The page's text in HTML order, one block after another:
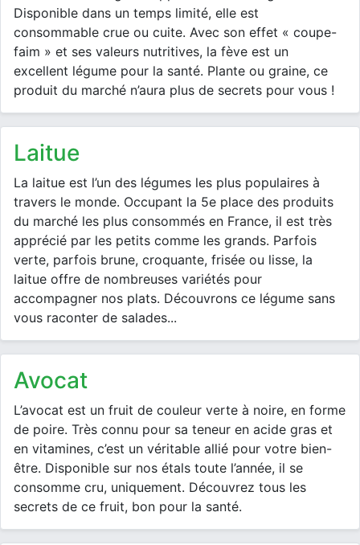
Disponible dans un temps limité, elle est
consommable crue ou cuite. Avec son effet « coupe-
faim » et ses valeurs nutritives, la fève est un
excellent légume pour la santé. Plante ou graine, ce
produit du marché n’aura plus de secrets pour vous !
laitue
La laitue est l’un des légumes les plus populaires à
travers le monde. Occupant la 5e place des produits
du marché les plus consommés en France, il est très
apprécié par les petits comme les grands. Parfois
verte, parfois brune, croquante, frisée ou lisse, la
laitue offre de nombreuses variétés pour
accompagner nos plats. Découvrons ce légume sans
vous raconter de salades...
avocat
L’avocat est un fruit de couleur verte à noire, en forme
de poire. Très connu pour sa teneur en acide gras et
en vitamines, c’est un véritable allié pour votre bien-
être. Disponible sur nos étals toute l’année, il se
consomme cru, uniquement. Découvrez tous les
secrets de ce fruit, bon pour la santé.